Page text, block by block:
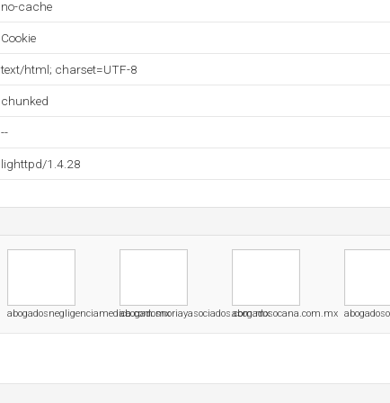
no-cache
Cookie
text/html; charset=UTF-8
chunked
--
lighttpd/1.4.28
abogadosnegligenciamedica.com.mxabogadosnoriayasociados.com.mxabogadosocana.com.mx